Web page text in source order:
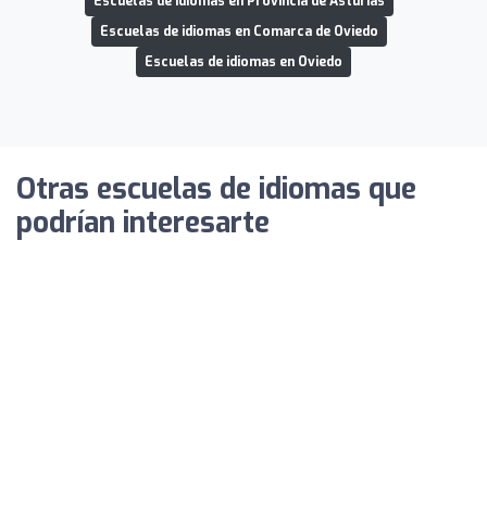
Escuelas de idiomas en Comarca de Oviedo
Escuelas de idiomas en Oviedo
Otras escuelas de idiomas que
podrían interesarte